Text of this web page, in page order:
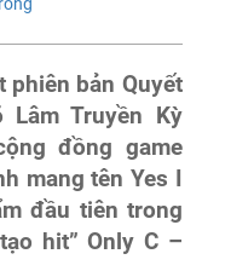
phiên bản Quyết
Lâm Truyền Kỳ
đồng game
mang tên Yes I
đầu tiên trong
hit” Only C –